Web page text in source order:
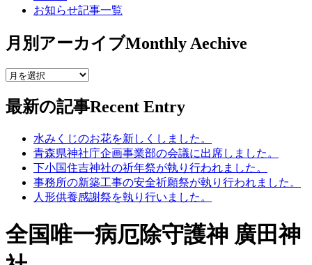
お知らせ記事一覧
月別アーカイブMonthly Aechive
最新の記事Recent Entry
水みくじのお花を新しくしました。
青森県神社庁企画事業部の会議に出席しました。
下小国住吉神社の祈年祭が執り行われました。
事務所の新築工事の安全祈願祭が執り行われました。
人形供養感謝祭を執り行いました。
全国唯一病厄除守護神 廣田神